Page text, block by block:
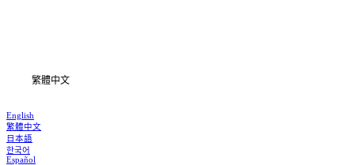
繁體中文
English
繁體中文
日本語
한국어
Español